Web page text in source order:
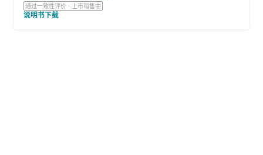
通过一致性评价 · 上市销售中
说明书下载